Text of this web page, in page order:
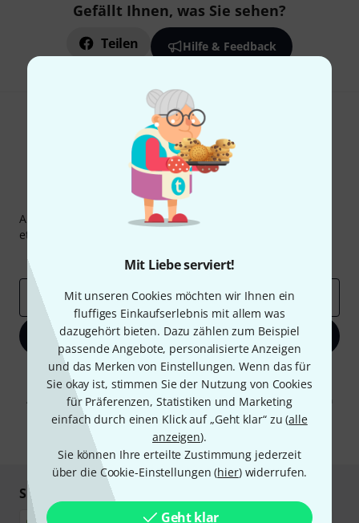
Mit Liebe serviert!
Mit unseren Cookies möchten wir Ihnen ein
fluffiges Einkaufserlebnis mit allem was
dazugehört bieten. Dazu zählen zum Beispiel
passende Angebote, personalisierte Anzeigen
und das Merken von Einstellungen. Wenn das für
Sie okay ist, stimmen Sie der Nutzung von Cookies
für Präferenzen, Statistiken und Marketing
einfach durch einen Klick auf „Geht klar“ zu (alle
anzeigen).
Sie können Ihre erteilte Zustimmung jederzeit
über die Cookie-Einstellungen (hier) widerrufen.
Geht klar
Gefällt Ihnen, was Sie sehen?
Teilen Hilfe & Feedback
Thomann Newsletter
Abonniere den Thomann Newsletter und gewinne mit
etwas Glück einen von
Inspirierende Beiträge
Deals
E-Mail-Adresse*
Jetzt anmelden
Mit Klick auf „Jetzt anmelden“ stimmen Sie dem Erhalt von E-Mail-
Werbung und einer Messung des E-Mail-Nutzungsverhaltens zu. Die
Abmeldung ist jederzeit möglich. Weitere Informationen finden Sie in
unseren
Datenschutzhinweisen .
* Pflichtfeld
Sicher einkaufen & bezahlen